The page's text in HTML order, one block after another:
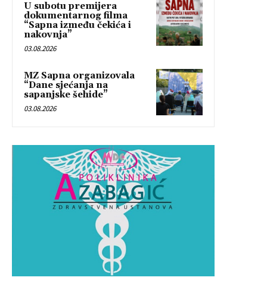
U subotu premijera
dokumentarnog filma
“Sapna između čekića i
nakovnja”
03.08.2026
MZ Sapna organizovala
“Dane sjećanja na
sapanjske šehide”
03.08.2026